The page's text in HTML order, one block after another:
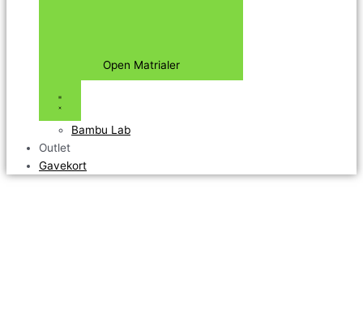
Open Matrialer
Bambu Lab
Outlet
Gavekort